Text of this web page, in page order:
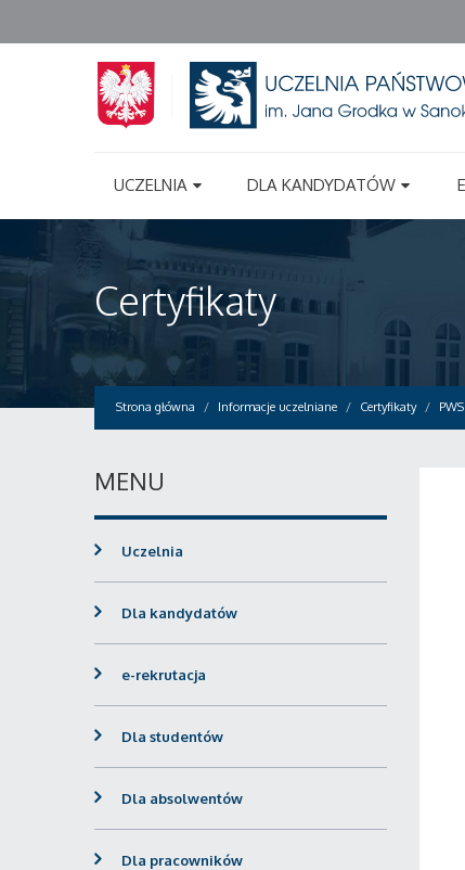
UCZELNIA DLA KANDYDATÓW
Certyfikaty
Strona główna Informacje uczelniane Certyfikaty
MENU
Uczelnia
Dla kandydatów
e-rekrutacja
Dla studentów
Dla absolwentów
Dla pracowników